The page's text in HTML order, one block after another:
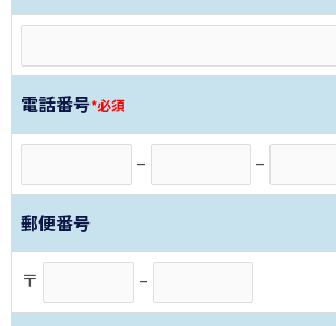
電話番号*必須
– –
郵便番号
〒 –